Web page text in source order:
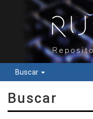
Buscar
Buscar